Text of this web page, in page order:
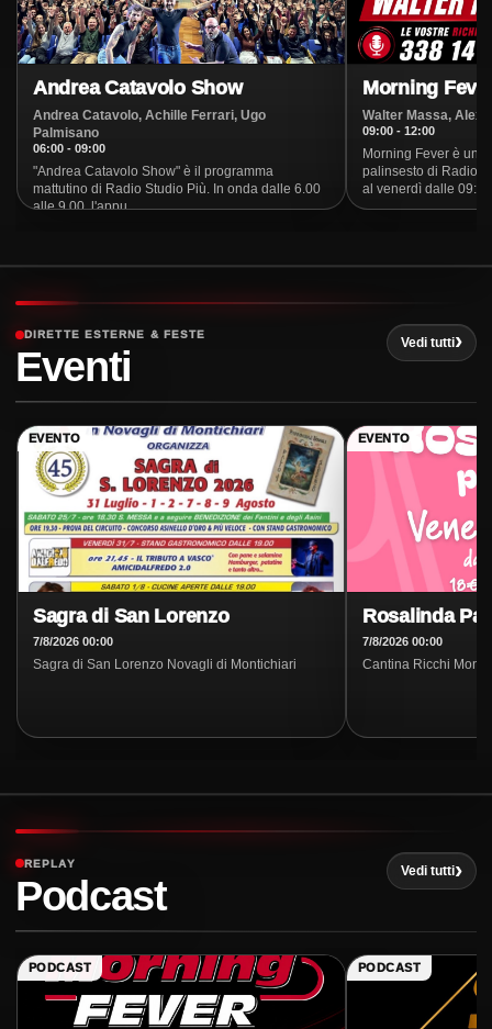
Ascolta ora
Radio Studio Piu' - Reggio Emilia & Modena
Ascolta ora
Radio Studio Piu' - Global
Ascolta ora
Andrea Catavolo Show
Andrea Catavolo, Achille Ferrari, Ugo
Palmisano
06:00 - 09:00
"Andrea Catavolo Show" è il programma
mattutino di Radio Studio Più. In onda dalle 6.00
alle 9.00, l'appu...
Morning
Walter Massa, Alex
09:00 - 12:00
Morning Fever è
palinsesto di Radio
al venerdì dalle
DIRETTE ESTERNE & FESTE
Eventi
Vedi tutti
EVENTO
Sagra di San Lorenzo
7/8/2026 00:00
Sagra di San Lorenzo Novagli di Montichiari
EVENTO
Rosalinda
7/8/2026 00:00
Cantina Ricchi
REPLAY
Podcast
Vedi tutti
PODCAST PODCAST